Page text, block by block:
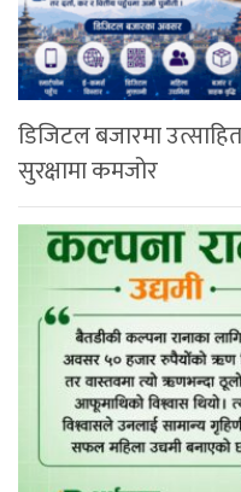
डिजिटल बजारमा
सुरक्षामा कमजोर